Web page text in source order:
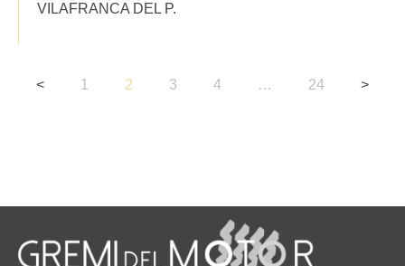
VILAFRANCA DEL P.
< 1 2 3 4 … 24 >